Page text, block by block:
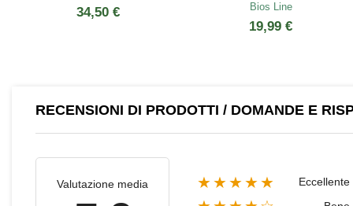
34,50 € Bios Line
19,99 €
RECENSIONI DI PRODOTTI / DOMANDE E
Valutazione media ★★★★★ Eccellente